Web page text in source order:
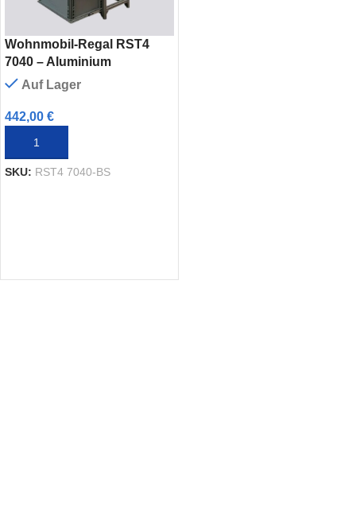
Wohnmobil-Regal RST4
7040 – Aluminium
Auf Lager
442,00 €
IN DEN WARENKORB
SKU: RST4 7040-BS